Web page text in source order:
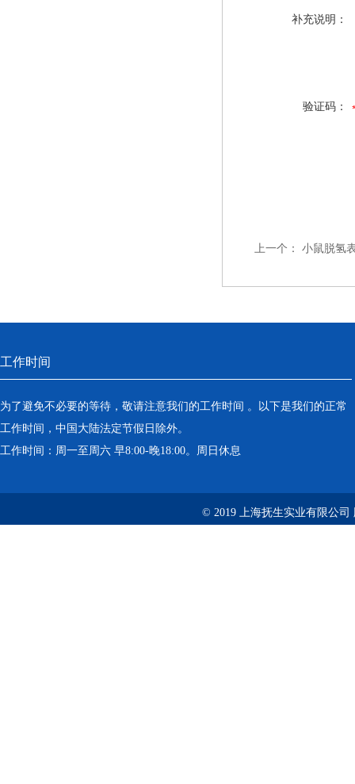
补充说明：
验证码：
上一个： 小鼠脱氢
工作时间
为了避免不必要的等待，敬请注意我们的工作时间 。以下是我们的正常
工作时间，中国大陆法定节假日除外。
工作时间：周一至周六 早8:00-晚18:00。周日休息
© 2019 上海抚生实业有限公司